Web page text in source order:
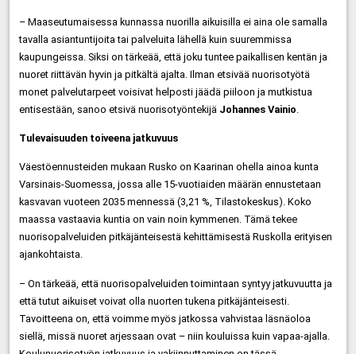
– Maaseutumaisessa kunnassa nuorilla aikuisilla ei aina ole samalla
tavalla asiantuntijoita tai palveluita lähellä kuin suuremmissa
kaupungeissa. Siksi on tärkeää, että joku tuntee paikallisen kentän ja
nuoret riittävän hyvin ja pitkältä ajalta. Ilman etsivää nuorisotyötä
monet palvelutarpeet voisivat helposti jäädä piiloon ja mutkistua
entisestään, sanoo etsivä nuorisotyöntekijä Johannes Vainio
Tulevaisuuden toiveena jatkuvuus
Väestöennusteiden mukaan Rusko on Kaarinan ohella ainoa kunta
Varsinais-Suomessa, jossa alle 15-vuotiaiden määrän ennustetaan
kasvavan vuoteen 2035 mennessä (3,21 %, Tilastokeskus). Koko
maassa vastaavia kuntia on vain noin kymmenen. Tämä tekee
nuorisopalveluiden pitkäjänteisestä kehittämisestä Ruskolla erityisen
ajankohtaista.
– On tärkeää, että nuorisopalveluiden toimintaan syntyy jatkuvuutta ja
että tutut aikuiset voivat olla nuorten tukena pitkäjänteisesti.
Tavoitteena on, että voimme myös jatkossa vahvistaa läsnäoloa
siellä, missä nuoret arjessaan ovat – niin kouluissa kuin vapaa-ajalla.